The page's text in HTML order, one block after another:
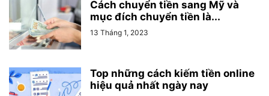
Cách chuyển tiền sang Mỹ và
mục đích chuyển tiền là...
13 Tháng 1, 2023
Top những cách kiếm tiền online
hiệu quả nhất ngày nay